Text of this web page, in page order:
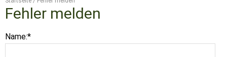
Fehler melden
Name:*